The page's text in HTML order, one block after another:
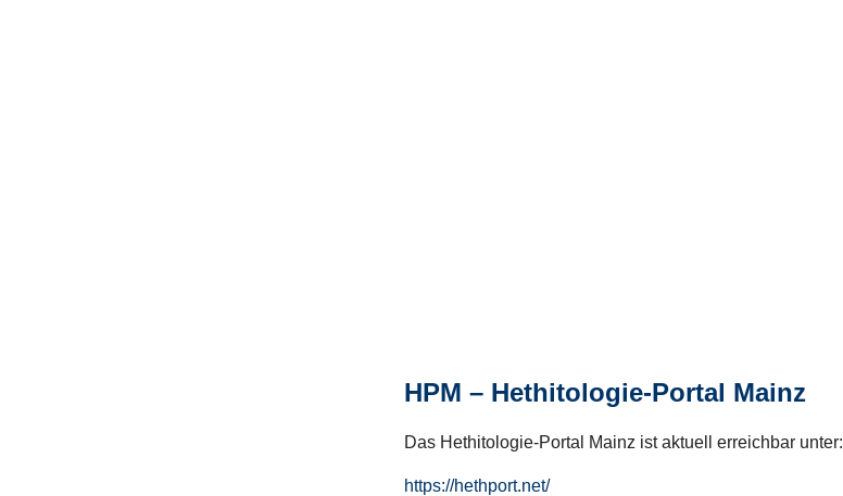
HPM – Hethitologie-Portal Mainz
Das Hethitologie-Portal Mainz ist aktuell erreichbar unter:
https://hethport.net/